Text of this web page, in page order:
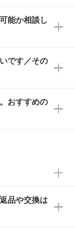
ザインデー
してご入稿
ータに不備
てから印
用意があり
ンプレー
すが、
いただけ
能か相談し
か、担当ス
宛にメール
詳細は、
です／その
スタッフが
談くださ
スト、写真
に変換し
おすすめの
お客様の
色をご提
色の場合は
おりま
日祝日はお
合わせ
品や交換は